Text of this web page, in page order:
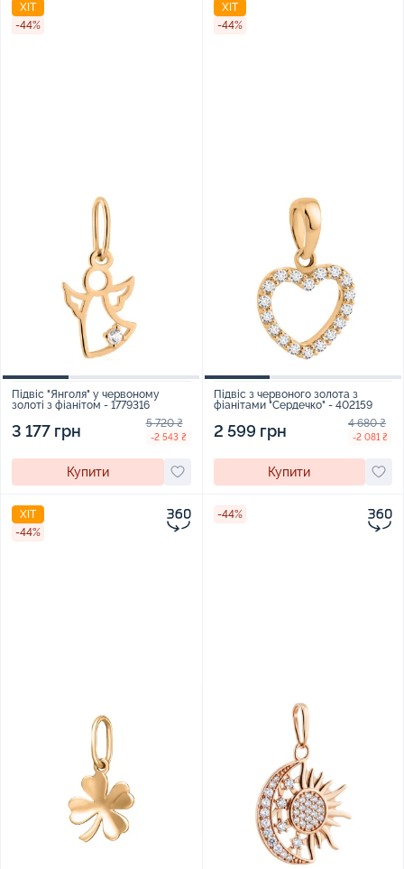
ХІТ
-44%
Підвіс "Янголя" у червоному
золоті з фіанітом - 1779316
3 177 грн 5 720 ₴
-2 543 ₴
Купити
ХІТ
-44%
Підвіс з червоного золота з
фіанітами "Сердечко" - 402159
2 599 грн 4 680 ₴
-2 081 ₴
Купити
ХІТ
-44%
-44%